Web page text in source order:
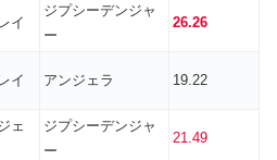
イ
ジプシーデンジャ
ー
26.26
イ アンジェラ 19.22
ェ
ジプシーデンジャ
ー
21.49